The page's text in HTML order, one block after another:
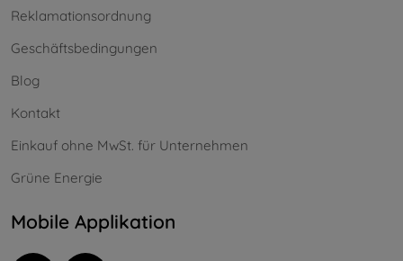
Reklamationsordnung
Geschäftsbedingungen
Blog
Kontakt
Einkauf ohne MwSt. für Unternehmen
Grüne Energie
Mobile Applikation